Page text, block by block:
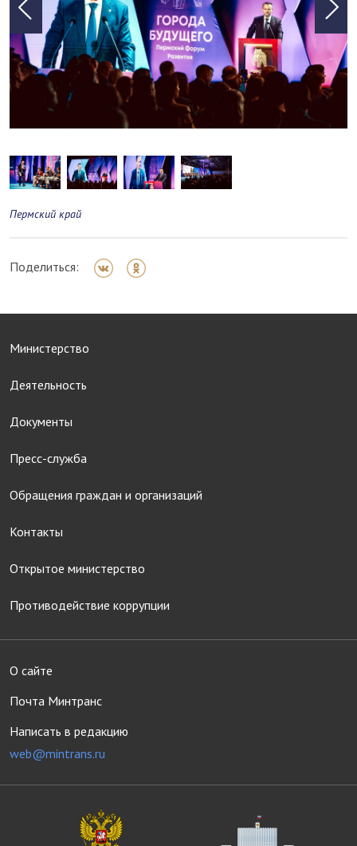
Пермский край
Поделиться:
Министерство
Деятельность
Документы
Пресс-служба
Обращения граждан и организаций
Контакты
Открытое министерство
Противодействие коррупции
О сайте
Почта Минтранс
Написать в редакцию
web@mintrans.ru